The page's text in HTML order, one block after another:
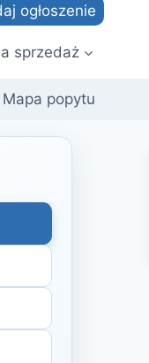
ogłoszenie
sprzedaż
Mapa popytu